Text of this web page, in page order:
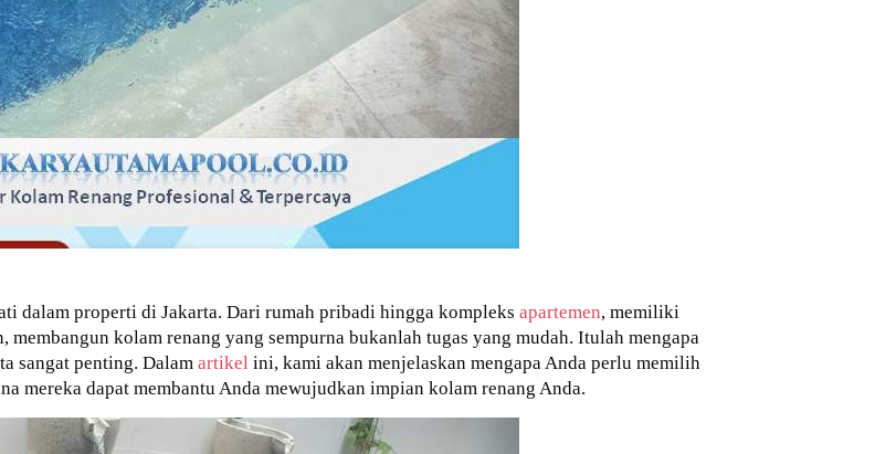
dalam properti di Jakarta. Dari rumah pribadi hingga kompleksapartemen, memiliki
kolam renang yang sempurna bukanlah tugas yang mudah. Itulah mengapa
sangat penting. Dalamartikel ini, kami akan menjelaskan mengapa Anda perlu memilih
mereka dapat membantu Anda mewujudkan impian kolam renang Anda.